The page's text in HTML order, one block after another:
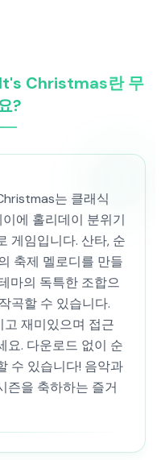
Christmas란 무
?
는 클래식
에 홀리데이 분위기
게임입니다. 산타, 순
축제 멜로디를 만들
마의 독특한 조합으
곡할 수 있습니다.
재미있으며 접근
요. 다운로드 없이 순
수 있습니다! 음악과
즌을 축하하는 즐거